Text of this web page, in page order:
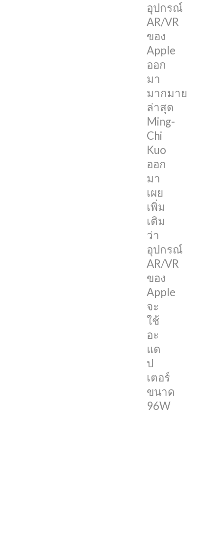
อุปกรณ์
AR/VR
ของ
Apple
ออก
มา
มากมาย
ล่าสุด
Ming-
Chi
Kuo
ออก
มา
เผย
เพิ่ม
เติม
ว่า
อุปกรณ์
AR/VR
ของ
Apple
จะ
ใช้
อะ
แด
ป
เตอร์
ขนาด
96W
ออก
มา
เผย
เพิ่ม
เติม
ว่า
อุปกรณ์
AR/VR
ของ
Apple
จะ
ใช้
อะ
แด
ป
เตอร์
ขนาด
96W
ตัว
เดียว
กับ
MacBook
Pro
14
นิ้ว
โดย
Kuo
เผย